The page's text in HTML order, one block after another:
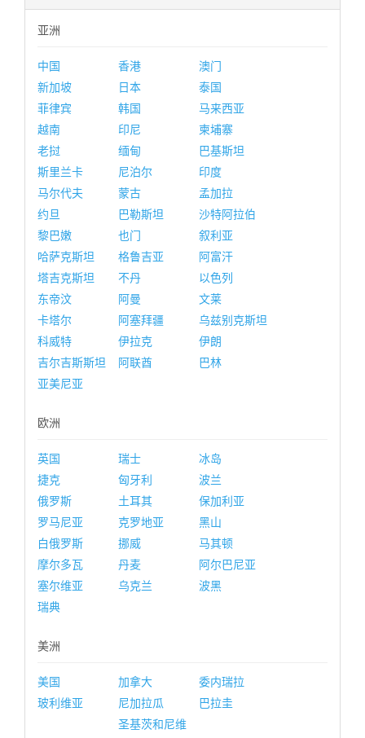
亚洲
中国 香港
澳门
新加坡
日本
泰国
菲律宾
韩国
马来西亚
越南
印尼
柬埔寨
老挝
缅甸
巴基斯坦
斯里兰卡
尼泊尔
印度
马尔代夫
蒙古
孟加拉
约旦
巴勒斯坦
沙特阿拉伯
黎巴嫩
也门
叙利亚
哈萨克斯坦
格鲁吉亚
阿富汗
塔吉克斯坦
不丹
以色列
东帝汶
阿曼
文莱
卡塔尔
阿塞拜疆
乌兹别克斯坦
科威特
伊拉克
伊朗
吉尔吉斯斯坦
阿联酋
巴林
亚美尼亚
欧洲
英国 瑞士
冰岛
捷克
匈牙利
波兰
俄罗斯
土耳其
保加利亚
罗马尼亚
克罗地亚
黑山
白俄罗斯
挪威
马其顿
摩尔多瓦
丹麦
阿尔巴尼亚
塞尔维亚
乌克兰
波黑
瑞典
美洲
美国 加拿大
委内瑞拉
玻利维亚
尼加拉瓜 巴拉圭
圣基茨和尼维